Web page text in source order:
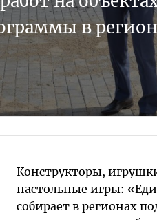
в
Конструкторы,
настольные игры:
собирает в регионах